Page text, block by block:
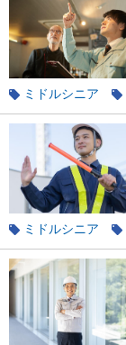
ミドルシニア
ミドルシニア